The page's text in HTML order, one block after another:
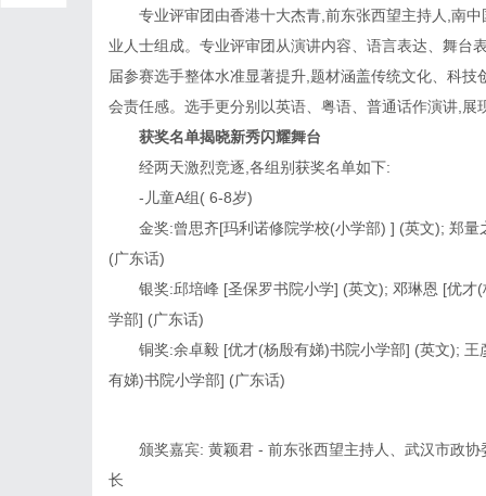
专业评审团由香港十大杰青,前东张西望主持人,南
业人士组成。专业评审团从演讲内容、语言表达、舞台
届参赛选手整体水准显著提升,题材涵盖传统文化、科
会责任感。选手更分别以英语、粤语、普通话作演讲,展
获奖名单揭晓新秀闪耀舞台
经两天激烈竞逐,各组别获奖名单如下:
-儿童A组( 6-8岁)
金奖:曾思齐[玛利诺修院学校(小学部) ] (英文); 郑
(广东话)
银奖:邱培峰 [圣保罗书院小学] (英文); 邓琳恩 [优
学部] (广东话)
铜奖:余卓毅 [优才(杨殷有娣)书院小学部] (英文);
有娣)书院小学部] (广东话)
颁奖嘉宾: 黄颖君 - 前东张西望主持人、武汉市政
长